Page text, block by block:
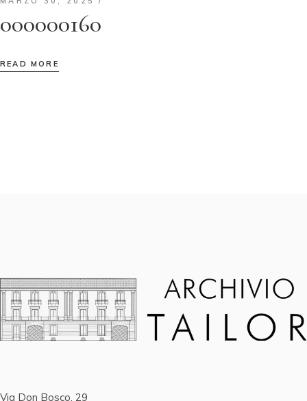
000000160
READ MORE
Via Don Bosco, 29